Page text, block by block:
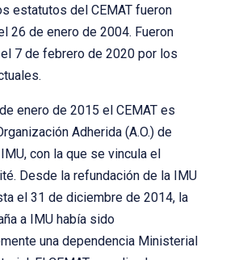
estatutos del CEMAT fueron
26 de enero de 2004. Fueron
7 de febrero de 2020 por los
enero de 2015 el CEMAT es
Adherida (A.O.) de
con la que se vincula el
Desde la refundación de la IMU
el 31 de diciembre de 2014, la
a IMU había sido
una dependencia Ministerial